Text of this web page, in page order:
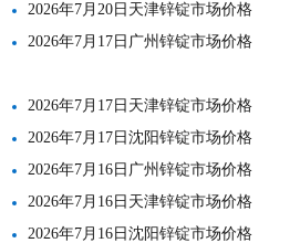
2026年7月20日天津锌锭市场价格
2026年7月17日广州锌锭市场价格
2026年7月17日天津锌锭市场价格
2026年7月17日沈阳锌锭市场价格
2026年7月16日广州锌锭市场价格
2026年7月16日天津锌锭市场价格
2026年7月16日沈阳锌锭市场价格